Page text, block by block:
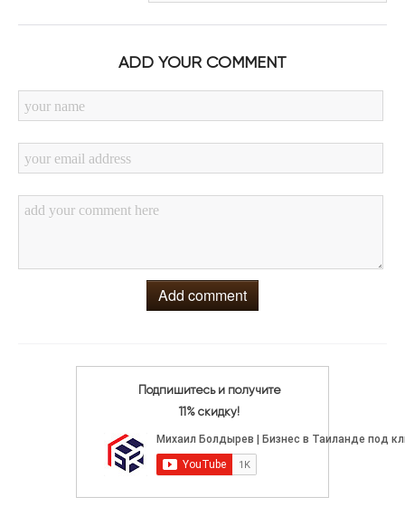
ADD YOUR COMMENT
Add comment
Подпишитесь и получите
11% скидку!